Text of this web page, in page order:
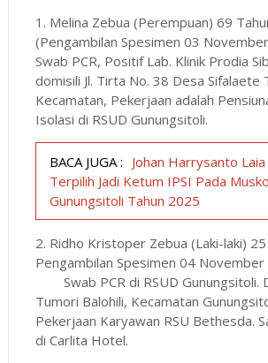
1. Melina Zebua (Perempuan) 69
(Pengambilan Spesimen 03
Swab PCR, Positif Lab. Klinik Prodia
domisili Jl. Tirta No. 38 Desa Sifalaete
Kecamatan, Pekerjaan adalah
Isolasi di RSUD Gunungsitoli.
BACA JUGA : Johan Harrysanto Laia
Terpilih Jadi Ketum IPSI Pada
Gunungsitoli Tahun 2025
2. Ridho Kristoper Zebua (Laki-laki)
Pengambilan Spesimen 04
Swab PCR di RSUD Gunungsitoli.
Tumori Balohili, Kecamatan
Pekerjaan Karyawan RSU Bethesda.
di Carlita Hotel.